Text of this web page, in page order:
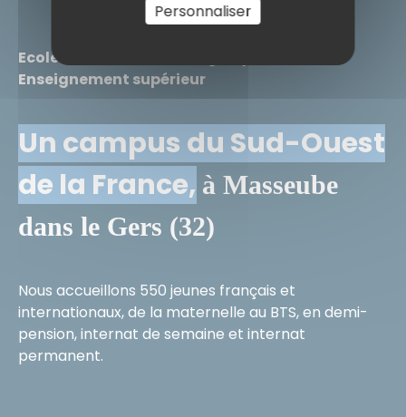
Ecole Notre-Dame, Collège, Lycée et
Enseignement supérieur
Un campus du Sud-Ouest
de la France, à Masseube
dans le Gers (32)
Nous accueillons 550 jeunes français et
internationaux, de la maternelle au BTS, en demi-
pension, internat de semaine et internat
permanent.
Personnaliser